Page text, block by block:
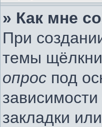
» Как мне
При
темы
опрос под
закладки